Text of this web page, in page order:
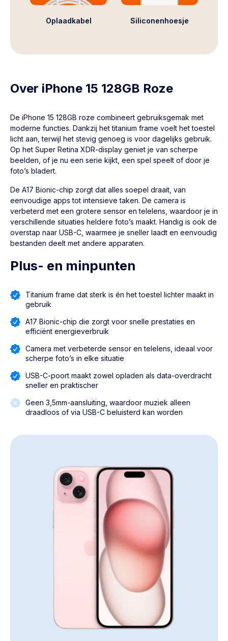
Oplaadkabel Siliconenhoesje
Over iPhone 15 128GB Roze
De iPhone 15 128GB roze combineert gebruiksgemak met
moderne functies. Dankzij het titanium frame voelt het toestel
licht aan, terwijl het stevig genoeg is voor dagelijks gebruik.
Op het Super Retina XDR-display geniet je van scherpe
beelden, of je nu een serie kijkt, een spel speelt of door je
foto’s bladert.
De A17 Bionic-chip zorgt dat alles soepel draait, van
eenvoudige apps tot intensieve taken. De camera is
verbeterd met een grotere sensor en telelens, waardoor je in
verschillende situaties heldere foto’s maakt. Handig is ook de
overstap naar USB-C, waarmee je sneller laadt en eenvoudig
bestanden deelt met andere apparaten.
Plus- en minpunten
Titanium frame dat sterk is én het toestel lichter maakt in
gebruik
A17 Bionic-chip die zorgt voor snelle prestaties en
efficiënt energieverbruik
Camera met verbeterde sensor en telelens, ideaal voor
scherpe foto’s in elke situatie
USB-C-poort maakt zowel opladen als data-overdracht
sneller en praktischer
Geen 3,5mm-aansluiting, waardoor muziek alleen
draadloos of via USB-C beluisterd kan worden